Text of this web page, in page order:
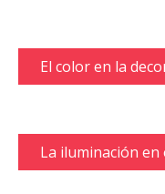
El color en la
La iluminación